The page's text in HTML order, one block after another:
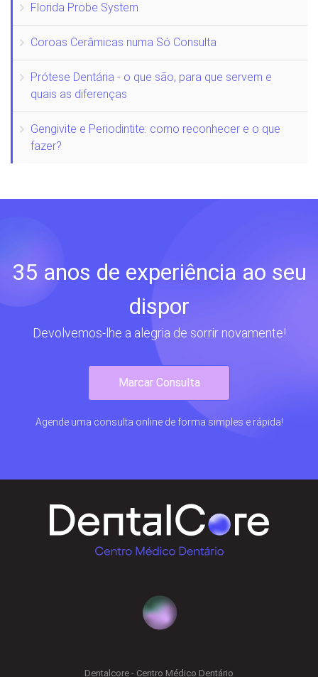
Florida Probe System
Coroas Cerâmicas numa Só Consulta
Prótese Dentária - o que são, para que servem e
quais as diferenças
Gengivite e Periodintite: como reconhecer e o que
fazer?
35 anos de experiência ao seu
dispor
Devolvemos-lhe a alegria de sorrir novamente!
Marcar Consulta
Agende uma consulta online de forma simples e rápida!
Dentalcore - Centro Médico Dentário